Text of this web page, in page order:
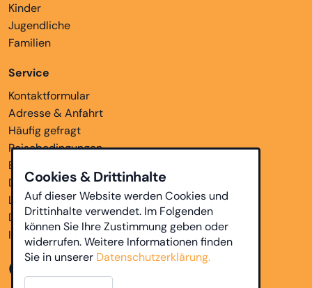
Kinder
Jugendliche
Familien
Service
Kontaktformular
Adresse & Anfahrt
Häufig gefragt
Reisebedingungen
Bankverbindungen
Downloads
Links
Datenschutz
Impressum
Cookies & Drittinhalte
Auf dieser Website werden Cookies und
Drittinhalte verwendet. Im Folgenden
können Sie Ihre Zustimmung geben oder
widerrufen. Weitere Informationen finden
Sie in unserer Datenschutzerklärung.